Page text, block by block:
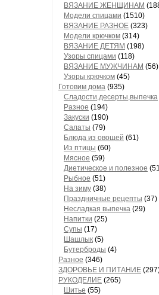
ВЯЗАНИЕ ЖЕНЩИНАМ
Модели спицами (1510)
ВЯЗАНИЕ РАЗНОЕ (323)
Модели крючком (314)
ВЯЗАНИЕ ДЕТЯМ (198)
Узоры спицами (118)
ВЯЗАНИЕ МУЖЧИНАМ (56)
Узоры крючком (45)
Готовим дома (935)
Сладости,десерты,выпечка
Разное (194)
Закуски (190)
Салаты (79)
Блюда из овощей (61)
Из птицы (60)
Мясное (59)
Диетическое и полезное
Рыбное (51)
На зиму (38)
Праздничные рецепты (37)
Несладкая выпечка (29)
Напитки (25)
Супы (17)
Шашлык (5)
Бутерброды (4)
Разное (346)
ЗДОРОВЬЕ И ПИТАНИЕ
РУКОДЕЛИЕ (265)
Шитье (55)